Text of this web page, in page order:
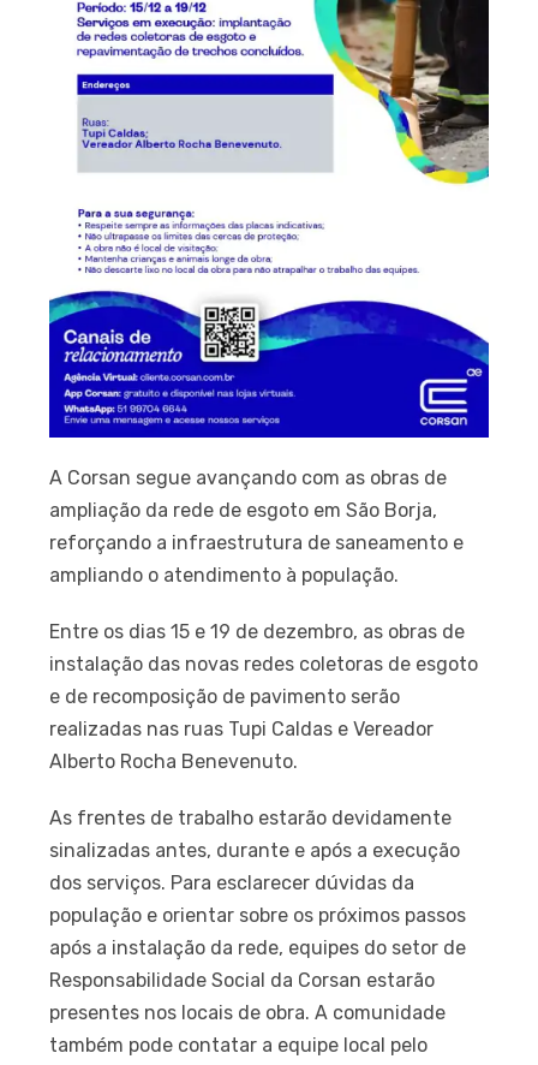
A Corsan segue avançando com as obras de
ampliação da rede de esgoto em São Borja,
reforçando a infraestrutura de saneamento e
ampliando o atendimento à população.
Entre os dias 15 e 19 de dezembro, as obras de
instalação das novas redes coletoras de esgoto
e de recomposição de pavimento serão
realizadas nas ruas Tupi Caldas e Vereador
Alberto Rocha Benevenuto.
As frentes de trabalho estarão devidamente
sinalizadas antes, durante e após a execução
dos serviços. Para esclarecer dúvidas da
população e orientar sobre os próximos passos
após a instalação da rede, equipes do setor de
Responsabilidade Social da Corsan estarão
presentes nos locais de obra. A comunidade
também pode contatar a equipe local pelo